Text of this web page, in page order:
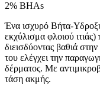
2% BHAs
Ένα ισχυρό Βήτα-
εκχύλισμα φλοιού
διεισδύοντας βαθιά
του ελέγχει την
δέρματος. Με
τάση ακμής.